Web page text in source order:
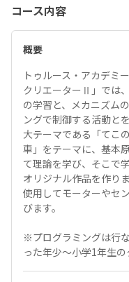
コース内容
概要
トゥルース・アカデミ
クリエーターⅡ」では
の学習と、メカニズム
ングで制御する活動と
大テーマである「てこ
車」をテーマに、基本
て理論を学び、そこで
オリジナル作品を作り
使用してモーターやセ
びます。
※プログラミングは行
った年少～小学1年生の